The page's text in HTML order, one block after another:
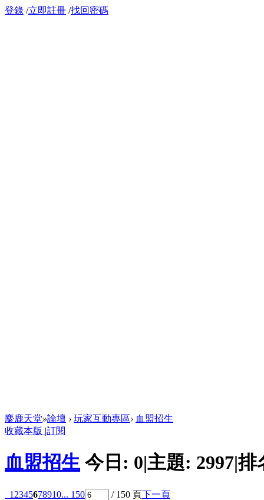
登錄 /立即註冊 /找回密碼
麋鹿天堂»論壇 › 玩家互動專區› 血盟招生
收藏本版 |訂閱
血盟招生 今日: 0|主題: 2997|排
1 2345678910... 150 / 150 頁下一頁